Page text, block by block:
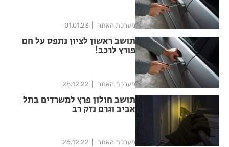
מערכת האתר 01.01.23
תושב ראשון לציון נתפס על חם
פורץ לרכב!
מערכת האתר 28.12.22
תושב חולון פרץ למשרדים בתל
אביב וגרם נזק רב
מערכת האתר 26.12.22